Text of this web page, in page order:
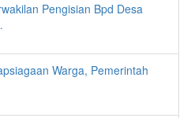
Pengisian Bpd Desa
Warga, Pemerintah